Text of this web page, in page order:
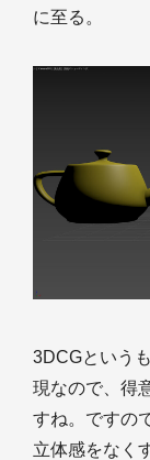
に至る。
3DCGという
現なので、得
すね。ですの
立体感をなく